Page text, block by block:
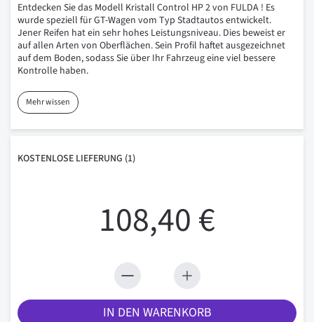
Entdecken Sie das Modell Kristall Control HP 2 von FULDA ! Es
wurde speziell für GT-Wagen vom Typ Stadtautos entwickelt.
Jener Reifen hat ein sehr hohes Leistungsniveau. Dies beweist er
auf allen Arten von Oberflächen. Sein Profil haftet ausgezeichnet
auf dem Boden, sodass Sie über Ihr Fahrzeug eine viel bessere
Kontrolle haben.
Mehr wissen
KOSTENLOSE LIEFERUNG (1)
108,40 €
IN DEN WARENKORB